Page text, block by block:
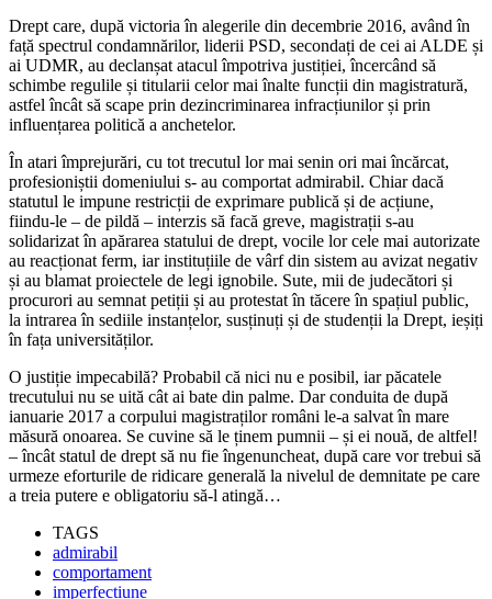
Drept care, după victoria în alegerile din decembrie 2016, având în
față spectrul condamnărilor, liderii PSD, secondați de cei ai ALDE și
ai UDMR, au declanșat atacul împotriva justiției, încercând să
schimbe regulile și titularii celor mai înalte funcții din magistratură,
astfel încât să scape prin dezincriminarea infracțiunilor și prin
influențarea politică a anchetelor.
În atari împrejurări, cu tot trecutul lor mai senin ori mai încărcat,
profesioniștii domeniului s- au comportat admirabil. Chiar dacă
statutul le impune restricții de exprimare publică și de acțiune,
fiindu-le – de pildă – interzis să facă greve, magistrații s-au
solidarizat în apărarea statului de drept, vocile lor cele mai autorizate
au reacționat ferm, iar instituțiile de vârf din sistem au avizat negativ
și au blamat proiectele de legi ignobile. Sute, mii de judecători și
procurori au semnat petiții și au protestat în tăcere în spațiul public,
la intrarea în sediile instanțelor, susținuți și de studenții la Drept, ieșiți
în fața universităților.
O justiție impecabilă? Probabil că nici nu e posibil, iar păcatele
trecutului nu se uită cât ai bate din palme. Dar conduita de după
ianuarie 2017 a corpului magistraților români le-a salvat în mare
măsură onoarea. Se cuvine să le ținem pumnii – și ei nouă, de altfel!
– încât statul de drept să nu fie îngenuncheat, după care vor trebui să
urmeze eforturile de ridicare generală la nivelul de demnitate pe care
a treia putere e obligatoriu să-l atingă…
TAGS
admirabil
comportament
imperfecțiune